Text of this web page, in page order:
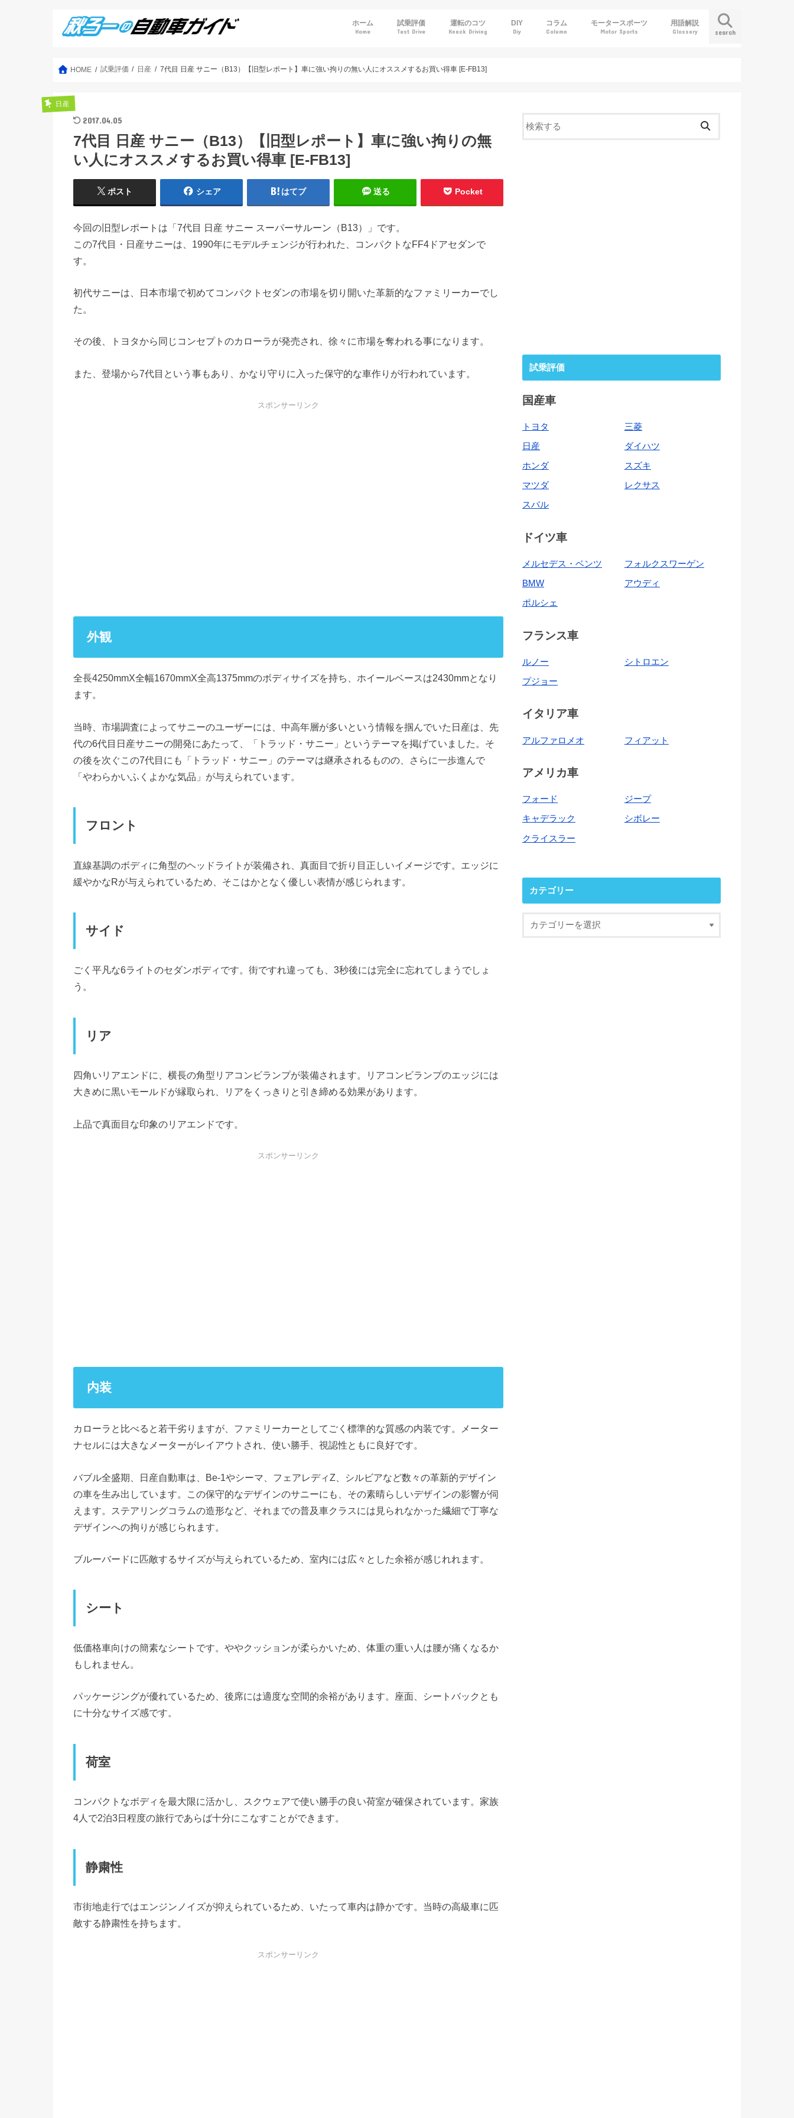
search
ホーム
Home
試乗評価
Test Drive
運転のコツ
Knack Driving
DIY
Diy
コラム
Column
モータースポーツ
Motor Sports
用語解説
Glossary
HOME 試乗評価 日産 7代目 日産 サニー（B13）【旧型レポート】車に強い拘りの無い人にオススメするお買い得車 [E-FB13]
日産
2017.04.05
7代目 日産 サニー（B13）【旧型レポート】車に強い拘りの無
い人にオススメするお買い得車 [E-FB13]
ポスト シェア はてブ 送る Pocket
今回の旧型レポートは「7代目 日産 サニー スーパーサルーン（B13）」です。
この7代目・日産サニーは、1990年にモデルチェンジが行われた、コンパクトなFF4ドアセダンで
す。
初代サニーは、日本市場で初めてコンパクトセダンの市場を切り開いた革新的なファミリーカーでし
た。
その後、トヨタから同じコンセプトのカローラが発売され、徐々に市場を奪われる事になります。
また、登場から7代目という事もあり、かなり守りに入った保守的な車作りが行われています。
スポンサーリンク
外観
全長4250mmX全幅1670mmX全高1375mmのボディサイズを持ち、ホイールベースは2430mmとなり
ます。
当時、市場調査によってサニーのユーザーには、中高年層が多いという情報を掴んでいた日産は、先
代の6代目日産サニーの開発にあたって、「トラッド・サニー」というテーマを掲げていました。そ
の後を次ぐこの7代目にも「トラッド・サニー」のテーマは継承されるものの、さらに一歩進んで
「やわらかいふくよかな気品」が与えられています。
フロント
直線基調のボディに角型のヘッドライトが装備され、真面目で折り目正しいイメージです。エッジに
緩やかなRが与えられているため、そこはかとなく優しい表情が感じられます。
サイド
ごく平凡な6ライトのセダンボディです。街ですれ違っても、3秒後には完全に忘れてしまうでしょ
う。
リア
四角いリアエンドに、横長の角型リアコンビランプが装備されます。リアコンビランプのエッジには
大きめに黒いモールドが縁取られ、リアをくっきりと引き締める効果があります。
上品で真面目な印象のリアエンドです。
スポンサーリンク
内装
カローラと比べると若干劣りますが、ファミリーカーとしてごく標準的な質感の内装です。メーター
ナセルには大きなメーターがレイアウトされ、使い勝手、視認性ともに良好です。
バブル全盛期、日産自動車は、Be-1やシーマ、フェアレディZ、シルビアなど数々の革新的デザイン
の車を生み出しています。この保守的なデザインのサニーにも、その素晴らしいデザインの影響が伺
えます。ステアリングコラムの造形など、それまでの普及車クラスには見られなかった繊細で丁寧な
デザインへの拘りが感じられます。
ブルーバードに匹敵するサイズが与えられているため、室内には広々とした余裕が感じれれます。
シート
低価格車向けの簡素なシートです。ややクッションが柔らかいため、体重の重い人は腰が痛くなるか
もしれません。
パッケージングが優れているため、後席には適度な空間的余裕があります。座面、シートバックとも
に十分なサイズ感です。
荷室
コンパクトなボディを最大限に活かし、スクウェアで使い勝手の良い荷室が確保されています。家族
4人で2泊3日程度の旅行であらば十分にこなすことができます。
静粛性
市街地走行ではエンジンノイズが抑えられているため、いたって車内は静かです。当時の高級車に匹
敵する静粛性を持ちます。
スポンサーリンク
試乗評価
国産車
トヨタ
日産
ホンダ
マツダ
スバル
三菱
ダイハツ
スズキ
レクサス
ドイツ車
メルセデス・ベンツ
BMW
ポルシェ
フォルクスワーゲン
アウディ
フランス車
ルノー
プジョー
シトロエン
イタリア車
アルファロメオ フィアット
アメリカ車
フォード
キャデラック
クライスラー
ジープ
シボレー
カテゴリー